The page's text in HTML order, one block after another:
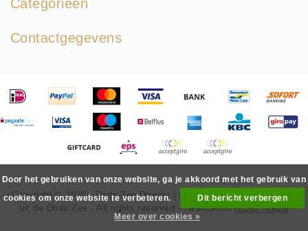
Categorieën
Contactgegevens
Copyright © 2026 - Dode Zee Drogist | Mineralen & Huidverzorging
uit de Dode Zee - All rights reserved - RealizationInStijl Media
Door het gebruiken van onze website, ga je akkoord met het gebruik van
cookies om onze website te verbeteren.
Dit bericht verbergen
Meer over cookies »